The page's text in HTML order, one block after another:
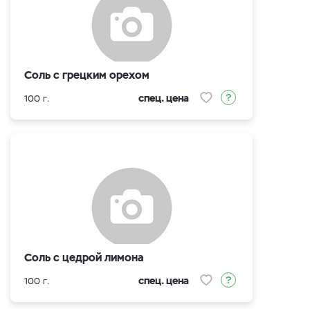
Соль с грецким орехом
100 г. спец. цена
Соль с цедрой лимона
100 г. спец. цена